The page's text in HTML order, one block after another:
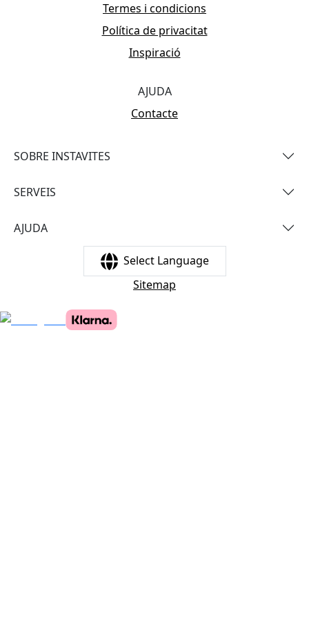
Termes i condicions
Política de privacitat
Inspiració
AJUDA
Contacte
SOBRE INSTAVITES
SERVEIS
AJUDA
Select Language
Sitemap